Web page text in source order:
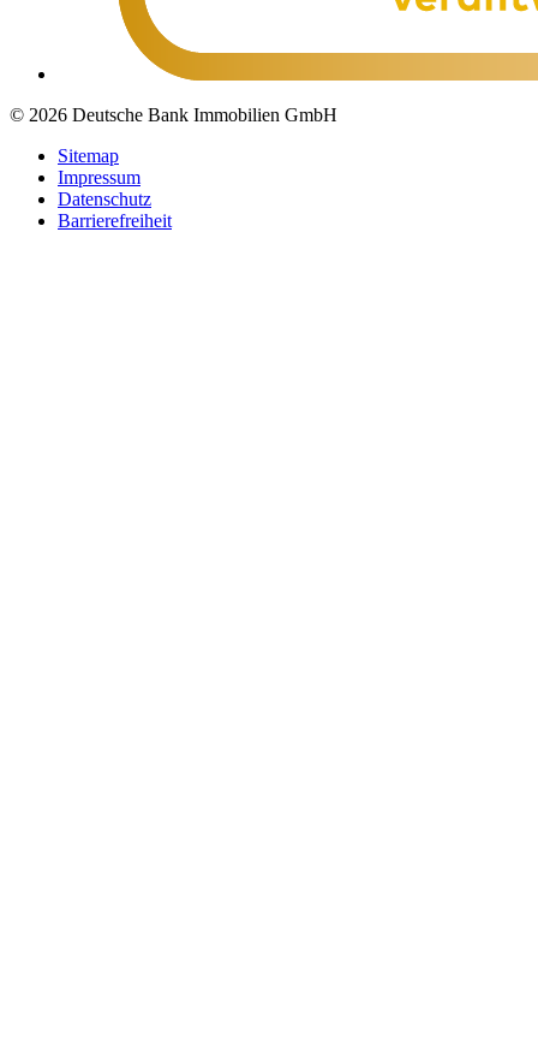
© 2026 Deutsche Bank Immobilien GmbH
Sitemap
Impressum
Datenschutz
Barrierefreiheit